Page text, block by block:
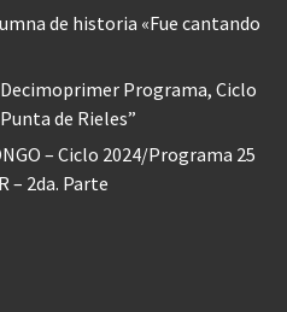
de historia «Fue cantando
Programa, Ciclo
de Rieles”
– Ciclo 2024/Programa 25
– 2da. Parte